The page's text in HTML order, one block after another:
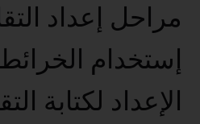
مراحل إعداد
إستخدام
الإعداد لكتابة